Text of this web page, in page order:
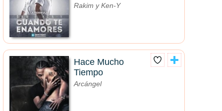
Rakim y Ken-Y
Hace Mucho
Tiempo
Arcángel